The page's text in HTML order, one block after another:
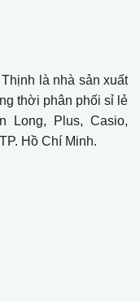
là nhà sản xuất
thời phân phối sỉ lẻ
Long, Plus, Casio,
Hồ Chí Minh.